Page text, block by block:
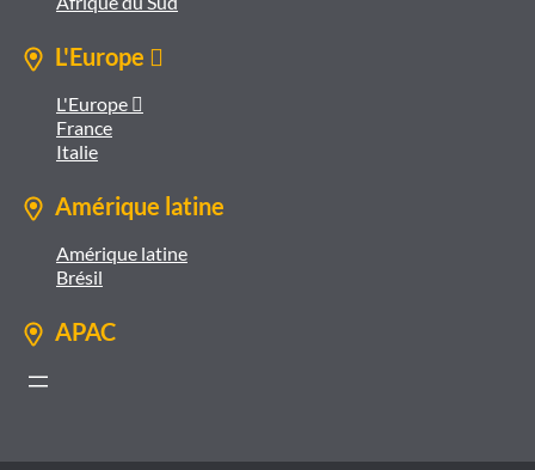
L'Europe 
L'Europe 
France
Italie
Amérique latine
Amérique latine
Brésil
APAC